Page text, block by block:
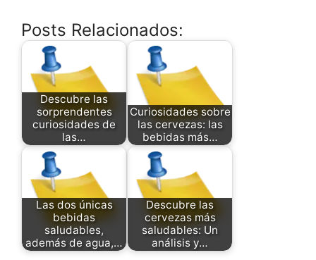
Posts Relacionados:
Descubre las
sorprendentes
curiosidades de
las…
Curiosidades sobre
las cervezas: las
bebidas más…
Las dos únicas
bebidas
saludables,
además de agua,…
Descubre las
cervezas más
saludables: Un
análisis y…